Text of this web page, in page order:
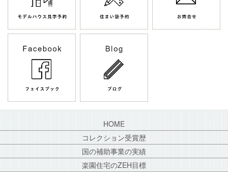
HOME
コレクション受賞歴
国の補助事業の実績
楽園住宅のZEH目標